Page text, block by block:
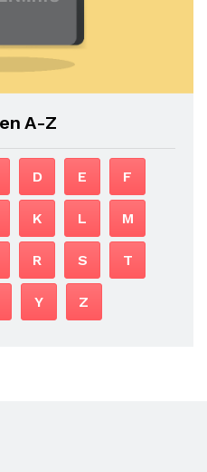
A-Z
D E F
K L M
R S T
Y Z